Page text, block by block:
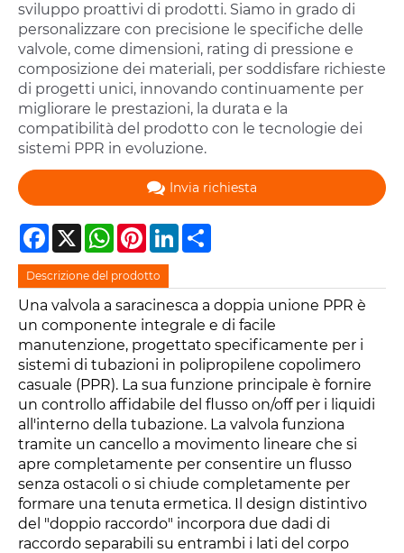
sviluppo proattivi di prodotti. Siamo in grado di
personalizzare con precisione le specifiche delle
valvole, come dimensioni, rating di pressione e
composizione dei materiali, per soddisfare richieste
di progetti unici, innovando continuamente per
migliorare le prestazioni, la durata e la
compatibilità del prodotto con le tecnologie dei
sistemi PPR in evoluzione.
Invia richiesta
Facebook
X WhatsAppPinterestLinkedIn
Descrizione del prodotto
Una valvola a saracinesca a doppia unione PPR è
un componente integrale e di facile
manutenzione, progettato specificamente per i
sistemi di tubazioni in polipropilene copolimero
casuale (PPR). La sua funzione principale è fornire
un controllo affidabile del flusso on/off per i liquidi
all'interno della tubazione. La valvola funziona
tramite un cancello a movimento lineare che si
apre completamente per consentire un flusso
senza ostacoli o si chiude completamente per
formare una tenuta ermetica. Il design distintivo
del "doppio raccordo" incorpora due dadi di
raccordo separabili su entrambi i lati del corpo